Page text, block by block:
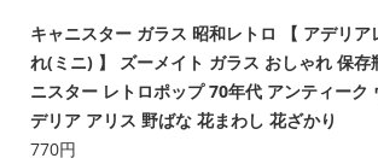
キャニスター ガラス 昭和レトロ 【 アデリア
れ(ミニ) 】 ズーメイト ガラス おしゃれ 保存
ニスター レトロポップ 70年代 アンティーク
デリア アリス 野ばな 花まわし 花ざかり
770円